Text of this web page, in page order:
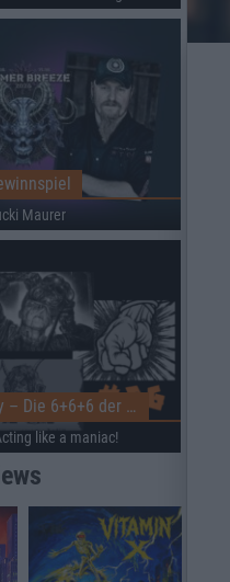
Maurer
Black Listed Friday – Die 6+6+6 der Woche
like a maniac!